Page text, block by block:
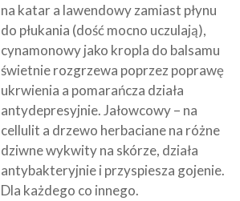
na katar a lawendowy zamiast płynu
do płukania (dość mocno uczulają),
cynamonowy jako kropla do balsamu
świetnie rozgrzewa poprzez poprawę
ukrwienia a pomarańcza działa
antydepresyjnie. Jałowcowy – na
cellulit a drzewo herbaciane na różne
dziwne wykwity na skórze, działa
antybakteryjnie i przyspiesza gojenie.
Dla każdego co innego.